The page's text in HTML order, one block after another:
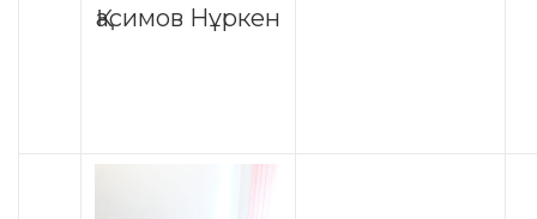
Қасимов Нұркен